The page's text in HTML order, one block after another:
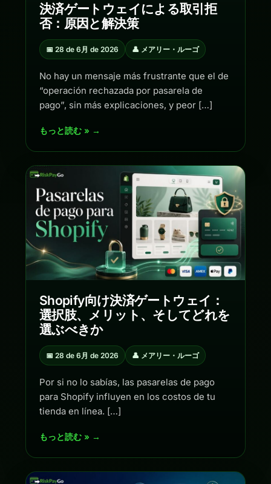
決済ゲートウェイによる取引拒
否：原因と解決策
📅 28 de 6月 de 2026 👤 メアリー・ルーゴ
No hay un mensaje más frustrante que el de
“operación rechazada por pasarela de
pago”, sin más explicaciones, y peor […]
もっと読む » →
Shopify向け決済ゲートウェイ：
選択肢、メリット、そしてどれを
選ぶべきか
📅 28 de 6月 de 2026 👤 メアリー・ルーゴ
Por si no lo sabías, las pasarelas de pago
para Shopify influyen en los costos de tu
tienda en línea. […]
もっと読む » →